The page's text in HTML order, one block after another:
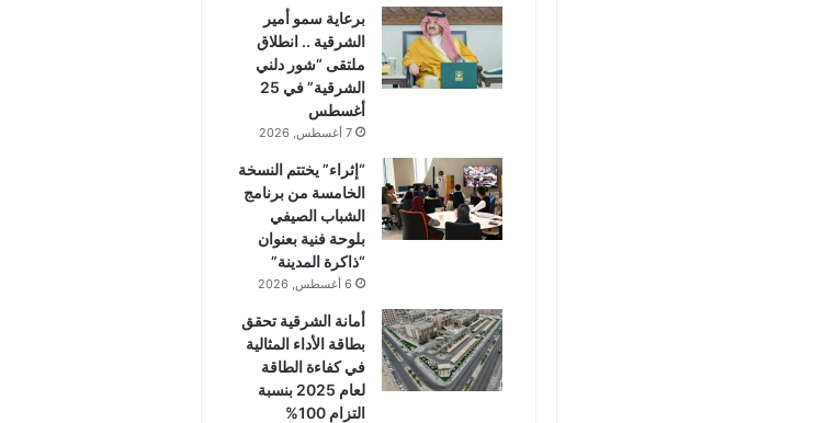
برعاية سمو أمير
الشرقية .. انطلاق
ملتقى “شور دلني
الشرقية” في 25
أغسطس
7 أغسطس, 2026
“إثراء” يختتم النسخة
الخامسة من برنامج
الشباب الصيفي
بلوحة فنية بعنوان
“ذاكرة المدينة”
6 أغسطس, 2026
أمانة الشرقية تحقق
بطاقة الأداء المثالية
في كفاءة الطاقة
لعام 2025 بنسبة
التزام 100%